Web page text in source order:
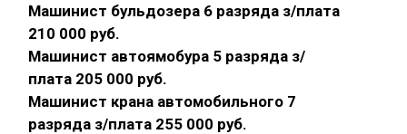
Машинист бульдозера 6 разряда з/плата
210 000 руб.
Машинист автоямобура 5 разряда з/
плата 205 000 руб.
Машинист крана автомобильного 7
разряда з/плата 255 000 руб.